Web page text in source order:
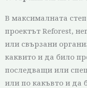
В максималната
проектът Reforest,
или свързани
каквито и да било
последващи или
или по какъвто и да